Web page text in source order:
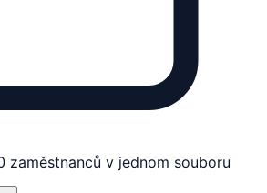
v jednom souboru